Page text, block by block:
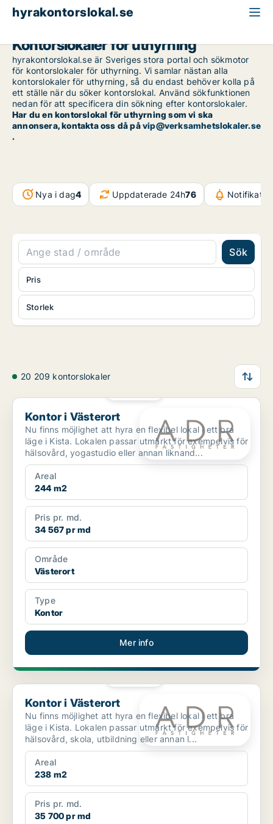
hyrakontorslokal.se
Kontorslokaler för uthyrning
hyrakontorslokal.se är Sveriges stora portal och sökmotor
för kontorslokaler för uthyrning. Vi samlar nästan alla
kontorslokaler för uthyrning, så du endast behöver kolla på
ett ställe när du söker kontorslokal. Använd sökfunktionen
nedan för att specificera din sökning efter kontorslokaler.
Har du en kontorslokal för uthyrning som vi ska
annonsera, kontakta oss då påvip@verksamhetslokaler.se
.
Nya i dag4 Uppdaterade 24h76
Sök
Storlek
Pris
20 209 kontorslokaler
Kontor i Västerort
Kontor i Västerort
Nu finns möjlighet att hyra en flexibel lokal i ett bra
läge i Kista. Lokalen passar utmärkt för exempelvis för
hälsovård, yogastudio eller annan liknand...
Areal
244 m2
Pris pr. md.
34 567 pr md
Område
Västerort
Type
Kontor
Mer info
Kontor i Västerort
Kontor i Västerort
Nu finns möjlighet att hyra en flexibel lokal i ett bra
läge i Kista. Lokalen passar utmärkt för exempelvis för
hälsovård, skola, utbildning eller annan l...
Areal
238 m2
Pris pr. md.
35 700 pr md